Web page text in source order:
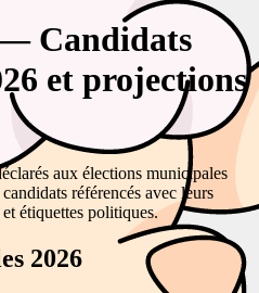
Candidats
et projections
aux élections municipales
référencés avec leurs
étiquettes politiques.
2026